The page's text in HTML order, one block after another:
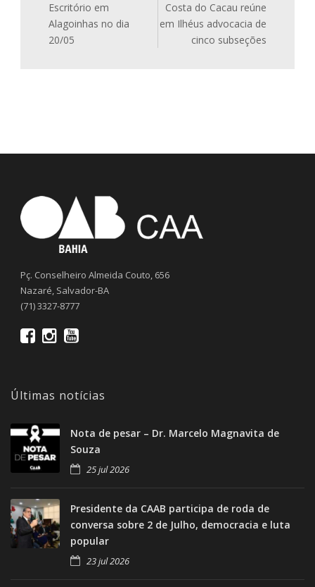
Escritório em
Alagoinhas no dia
20/05
Costa do Cacau reúne
em Ilhéus advocacia de
cinco subseções
Pç. Conselheiro Almeida Couto, 656
Nazaré, Salvador-BA
(71) 3327-8777
Últimas notícias
Nota de pesar – Dr. Marcelo Magnavita de
Souza
25 jul 2026
Presidente da CAAB participa de roda de
conversa sobre 2 de Julho, democracia e luta
popular
23 jul 2026